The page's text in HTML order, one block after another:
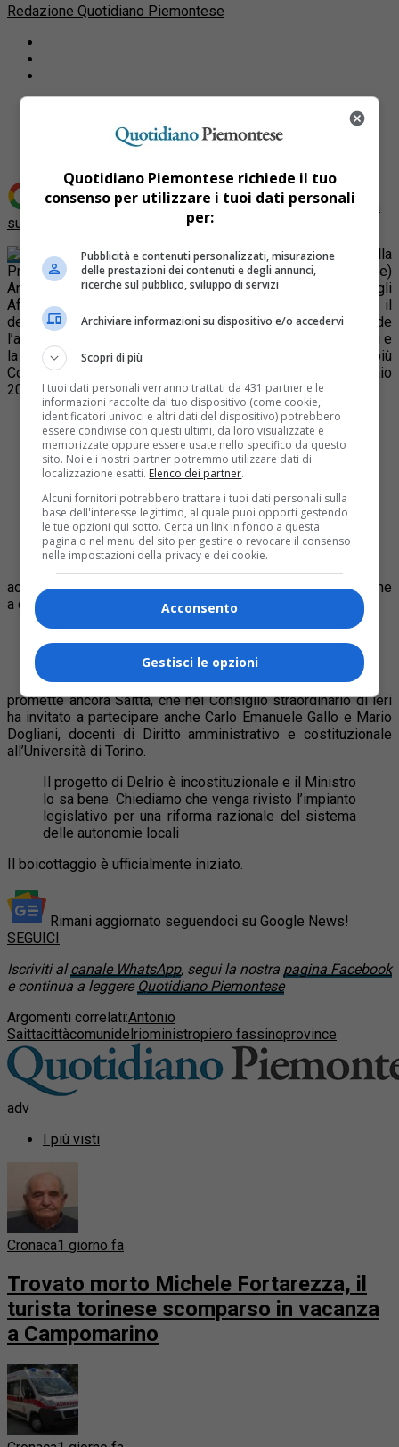
Redazione Quotidiano Piemontese
Aggiungi Quotidiano Piemontese come Fonte preferita
su Google
È guerra aperta tra il Presidente della
Provincia di Torino e dell’Upi (Unione Province Italiane)
Antonio Saitta ed il Governo, nella fattispecie il Ministro degli
Affari Regionali Graziano Delrio. Oggetto del contendere è il
decreto cosiddetto “Svuota Province” che prevede
l’abolizione di quest’organo intermedio tra Regioni e Comuni e
la creazione delle “Città metropolitane”, agglomerati di più
Comuni che dovrebbero nascere a partire dal 1° gennaio
2014.
Non condivido il decreto di Delrio, si
pagherebbero 2 miliardi per risparmiare poco più
di 30 milioni, perché questi sarebbero i costi delle
poltrone da tagliare. Trovo inaccettabile anche che
Metropolitana venga guidata dal sindaco di Torino,
non investito per questo ruolo da regolari elezioni
dirette dei cittadini. Fassino non può diventare il
Podestà del torinese
accusa Saitta, deciso ad andare fino in fondo nell’opposizione
a questo provvedimento.
Europea di Bruxelles
promette ancora Saitta, che nel Consiglio straordinario di ieri
ha invitato a partecipare anche Carlo Emanuele Gallo e Mario
Dogliani, docenti di Diritto amministrativo e costituzionale
all’Università di Torino.
Il progetto di Delrio è incostituzionale e il Ministro
lo sa bene. Chiediamo che venga rivisto l’impianto
legislativo per una riforma razionale del sistema
delle autonomie locali
Il boicottaggio è ufficialmente iniziato.
Rimani aggiornato seguendoci su Google News!
SEGUICI
Iscriviti alcanale WhatsApp, segui la nostra pagina Facebook
e continua a leggere Quotidiano Piemontese
Argomenti correlati:Antonio
Saittacittàcomunidelrioministropiero fassinoprovince
adv
I più visti
Cronaca1 giorno fa
Trovato morto Michele Fortarezza, il
turista torinese scomparso in vacanza
a Campomarino
Quotidiano Piemontese richiede il tuo
consenso per utilizzare i tuoi dati personali
per:
Pubblicità e contenuti personalizzati, misurazione
delle prestazioni dei contenuti e degli annunci,
ricerche sul pubblico, sviluppo di servizi
Archiviare informazioni su dispositivo e/o accedervi
Scopri di più
I tuoi dati personali verranno trattati da 431 partner e le
informazioni raccolte dal tuo dispositivo (come cookie,
identificatori univoci e altri dati del dispositivo) potrebbero
essere condivise con questi ultimi, da loro visualizzate e
memorizzate oppure essere usate nello specifico da questo
sito. Noi e i nostri partner potremmo utilizzare dati di
localizzazione esatti. Elenco dei partner.
Alcuni fornitori potrebbero trattare i tuoi dati personali sulla
base dell'interesse legittimo, al quale puoi opporti gestendo
le tue opzioni qui sotto. Cerca un link in fondo a questa
pagina o nel menu del sito per gestire o revocare il consenso
nelle impostazioni della privacy e dei cookie.
Acconsento
Gestisci le opzioni